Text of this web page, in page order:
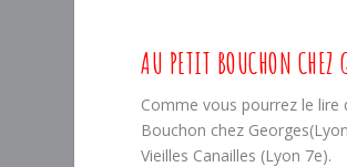
AU PETIT BOUCHON
Comme vous pourrez le lire
Bouchon chez
Vieilles Canailles (Lyon 7e).